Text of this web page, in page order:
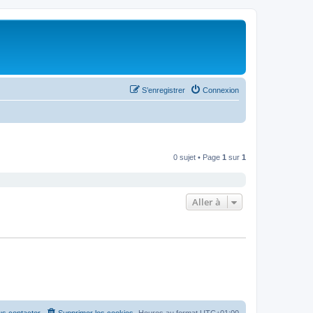
Connexion
S’enregistrer
0 sujet • Page 1 sur 1
Aller à